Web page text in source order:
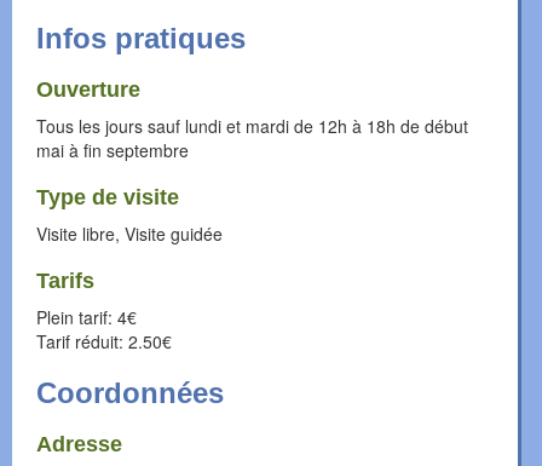
Infos pratiques
Ouverture
Tous les jours sauf lundi et mardi de 12h à 18h de début
mai à fin septembre
Type de visite
Visite libre, Visite guidée
Tarifs
Plein tarif: 4€
Tarif réduit: 2.50€
Coordonnées
Adresse